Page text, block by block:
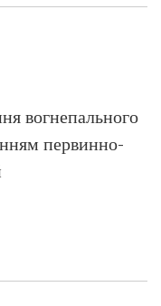
вогнепального
первинно-